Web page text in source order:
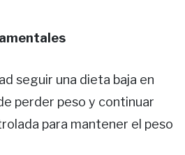
seguir una dieta baja en
perder peso y continuar
para mantener el peso